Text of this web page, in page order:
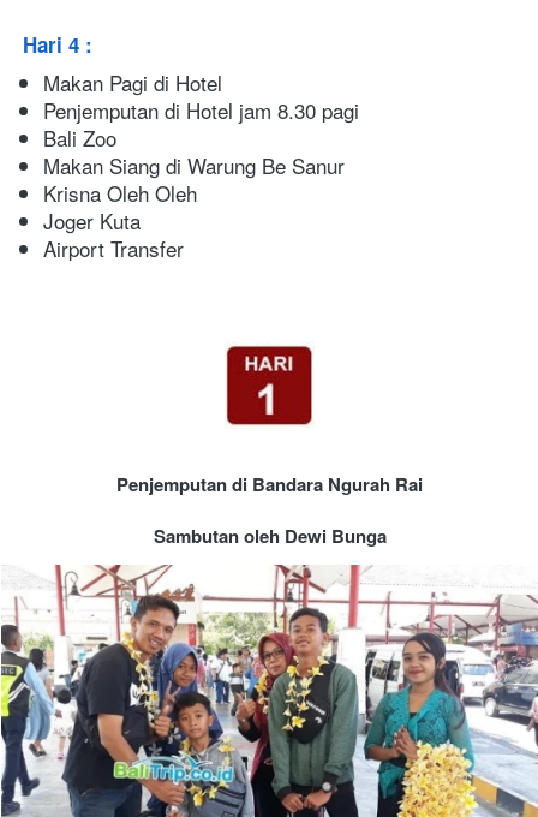
Hari 4 :
Makan Pagi di Hotel
Penjemputan di Hotel jam 8.30 pagi
Bali Zoo
Makan Siang di Warung Be Sanur
Krisna Oleh Oleh
Joger Kuta
Airport Transfer
Penjemputan di Bandara Ngurah Rai
Sambutan oleh Dewi Bunga